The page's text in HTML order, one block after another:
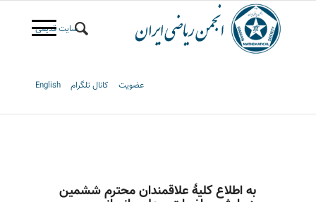
سایت قدیمی
عضویت کانال تلگرام English
به اطلاع کلیۀ علاقمندان محترم ششمین